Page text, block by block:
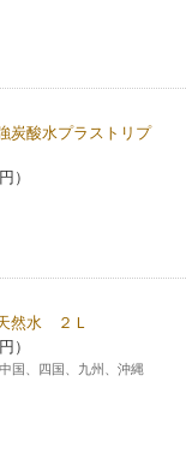
限定）
ク」（店舗限定）
炭酸水プラストリプ
）
然水 ２Ｌ
）
国、四国、九州、沖縄